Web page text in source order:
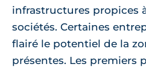
infrastructures propices
sociétés. Certaines
flairé le potentiel de la
présentes. Les premiers